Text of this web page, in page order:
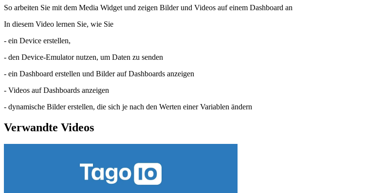
So arbeiten Sie mit dem Media Widget und zeigen Bilder und Videos auf einem Dashboard an
In diesem Video lernen Sie, wie Sie
- ein Device erstellen,
- den Device-Emulator nutzen, um Daten zu senden
- ein Dashboard erstellen und Bilder auf Dashboards anzeigen
- Videos auf Dashboards anzeigen
- dynamische Bilder erstellen, die sich je nach den Werten einer Variablen ändern
Verwandte Videos